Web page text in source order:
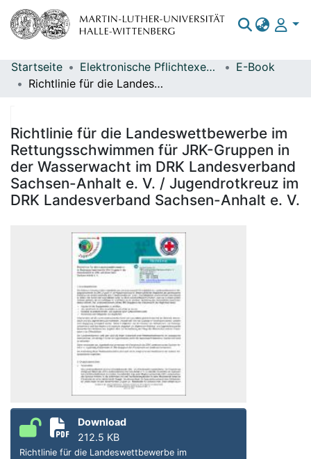
Bereiche & Sammlungen
Statistiken
Startseite Elektronische Pflichtexemplare
E-Book
Richtlinie für die Landeswettbewerbe im Rettungsschwimmen für JRK-Gruppen in der Wasserwacht im DRK Landesverband Sachsen-Anhalt e. V. / Jugendrotkreuz im DRK Landesverband Sachsen-Anhalt e. V.
Richtlinie für die Landeswettbewerbe im
Rettungsschwimmen für JRK-Gruppen in
der Wasserwacht im DRK Landesverband
Sachsen-Anhalt e. V. / Jugendrotkreuz im
DRK Landesverband Sachsen-Anhalt e. V.
Download
212.5 KB
Richtlinie für die Landeswettbewerbe im